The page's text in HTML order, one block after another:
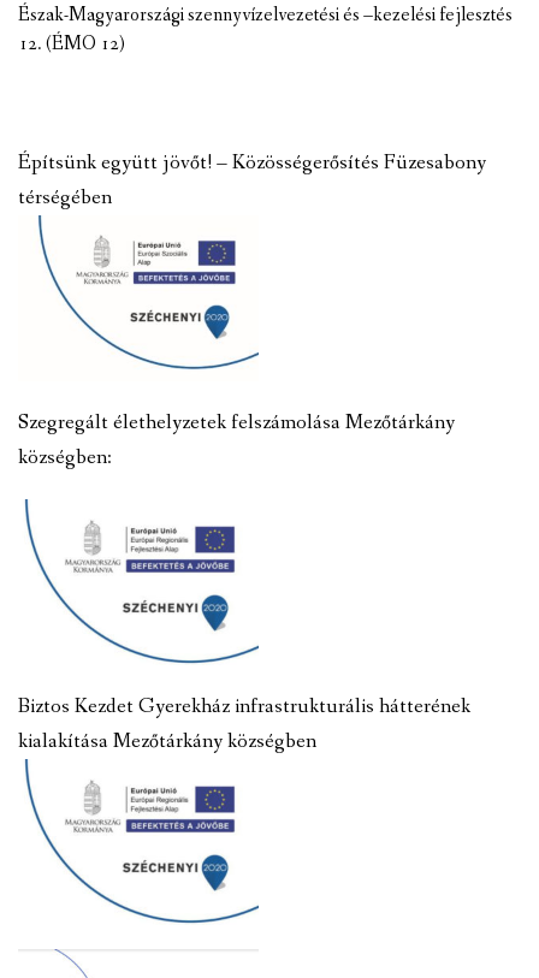
Észak-Magyarországi szennyvízelvezetési és –kezelési fejlesztés
12. (ÉMO 12)
Építsünk együtt jövőt! – Közösségerősítés Füzesabony
térségében
Szegregált élethelyzetek felszámolása Mezőtárkány
községben:
Biztos Kezdet Gyerekház infrastrukturális hátterének
kialakítása Mezőtárkány községben